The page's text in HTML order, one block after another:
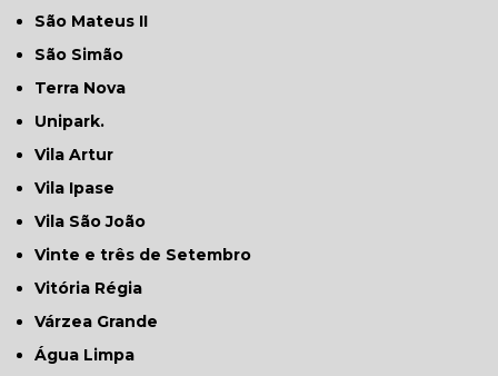
São Mateus II
São Simão
Terra Nova
Unipark.
Vila Artur
Vila Ipase
Vila São João
Vinte e três de Setembro
Vitória Régia
Várzea Grande
Água Limpa